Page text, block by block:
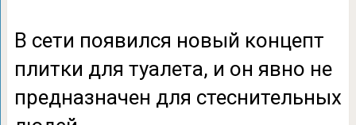
В сети появился новый концепт
плитки для туалета, и он явно не
предназначен для стеснительных